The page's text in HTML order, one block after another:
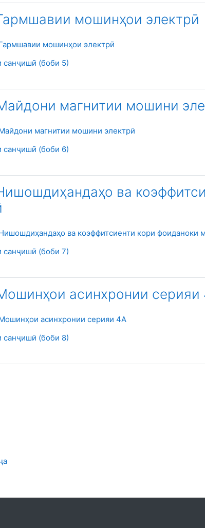
мошинҳои электрӣ
мошинҳои электрӣ
Файл
санҷишӣ (боби 5)Страница
магнитии мошини
магнитии мошини электрӣ
Файл
санҷишӣ (боби 6)Страница
ва
ва коэффитсиенти кори фоиданоки
санҷишӣ (боби 7)Страница
асинхронии серияи
асинхронии серияи 4А
Файл
санҷишӣ (боби 8)Страница